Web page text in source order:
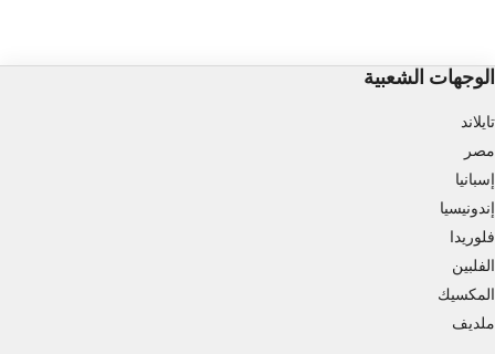
الوجهات الشعبية
تايلاند
مصر
إسبانيا
إندونيسيا
فلوريدا
الفلبين
المكسيك
ملديف
ميزات IAB الخاصة: